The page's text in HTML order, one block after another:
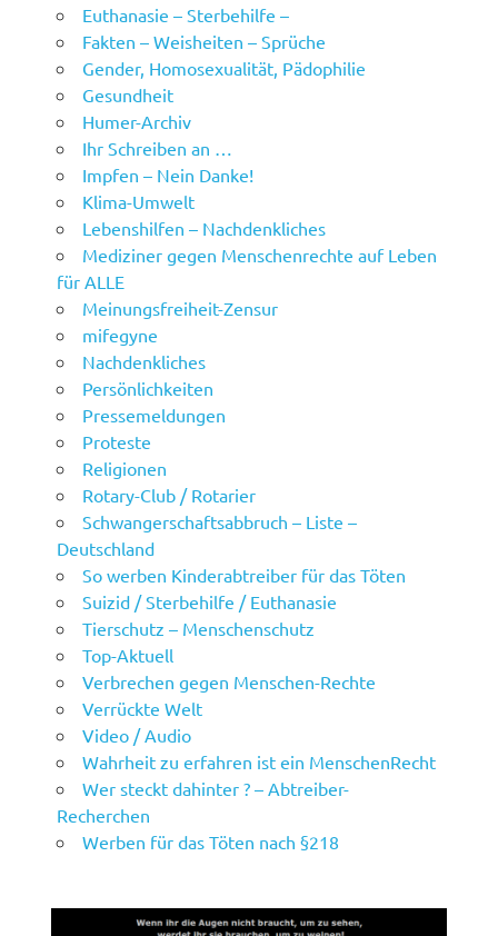
Euthanasie – Sterbehilfe –
Fakten – Weisheiten – Sprüche
Gender, Homosexualität, Pädophilie
Gesundheit
Humer-Archiv
Ihr Schreiben an …
Impfen – Nein Danke!
Klima-Umwelt
Lebenshilfen – Nachdenkliches
Mediziner gegen Menschenrechte auf Leben
für ALLE
Meinungsfreiheit-Zensur
mifegyne
Nachdenkliches
Persönlichkeiten
Pressemeldungen
Proteste
Religionen
Rotary-Club / Rotarier
Schwangerschaftsabbruch – Liste –
Deutschland
So werben Kinderabtreiber für das Töten
Suizid / Sterbehilfe / Euthanasie
Tierschutz – Menschenschutz
Top-Aktuell
Verbrechen gegen Menschen-Rechte
Verrückte Welt
Video / Audio
Wahrheit zu erfahren ist ein MenschenRecht
Wer steckt dahinter ? – Abtreiber-
Recherchen
Werben für das Töten nach §218